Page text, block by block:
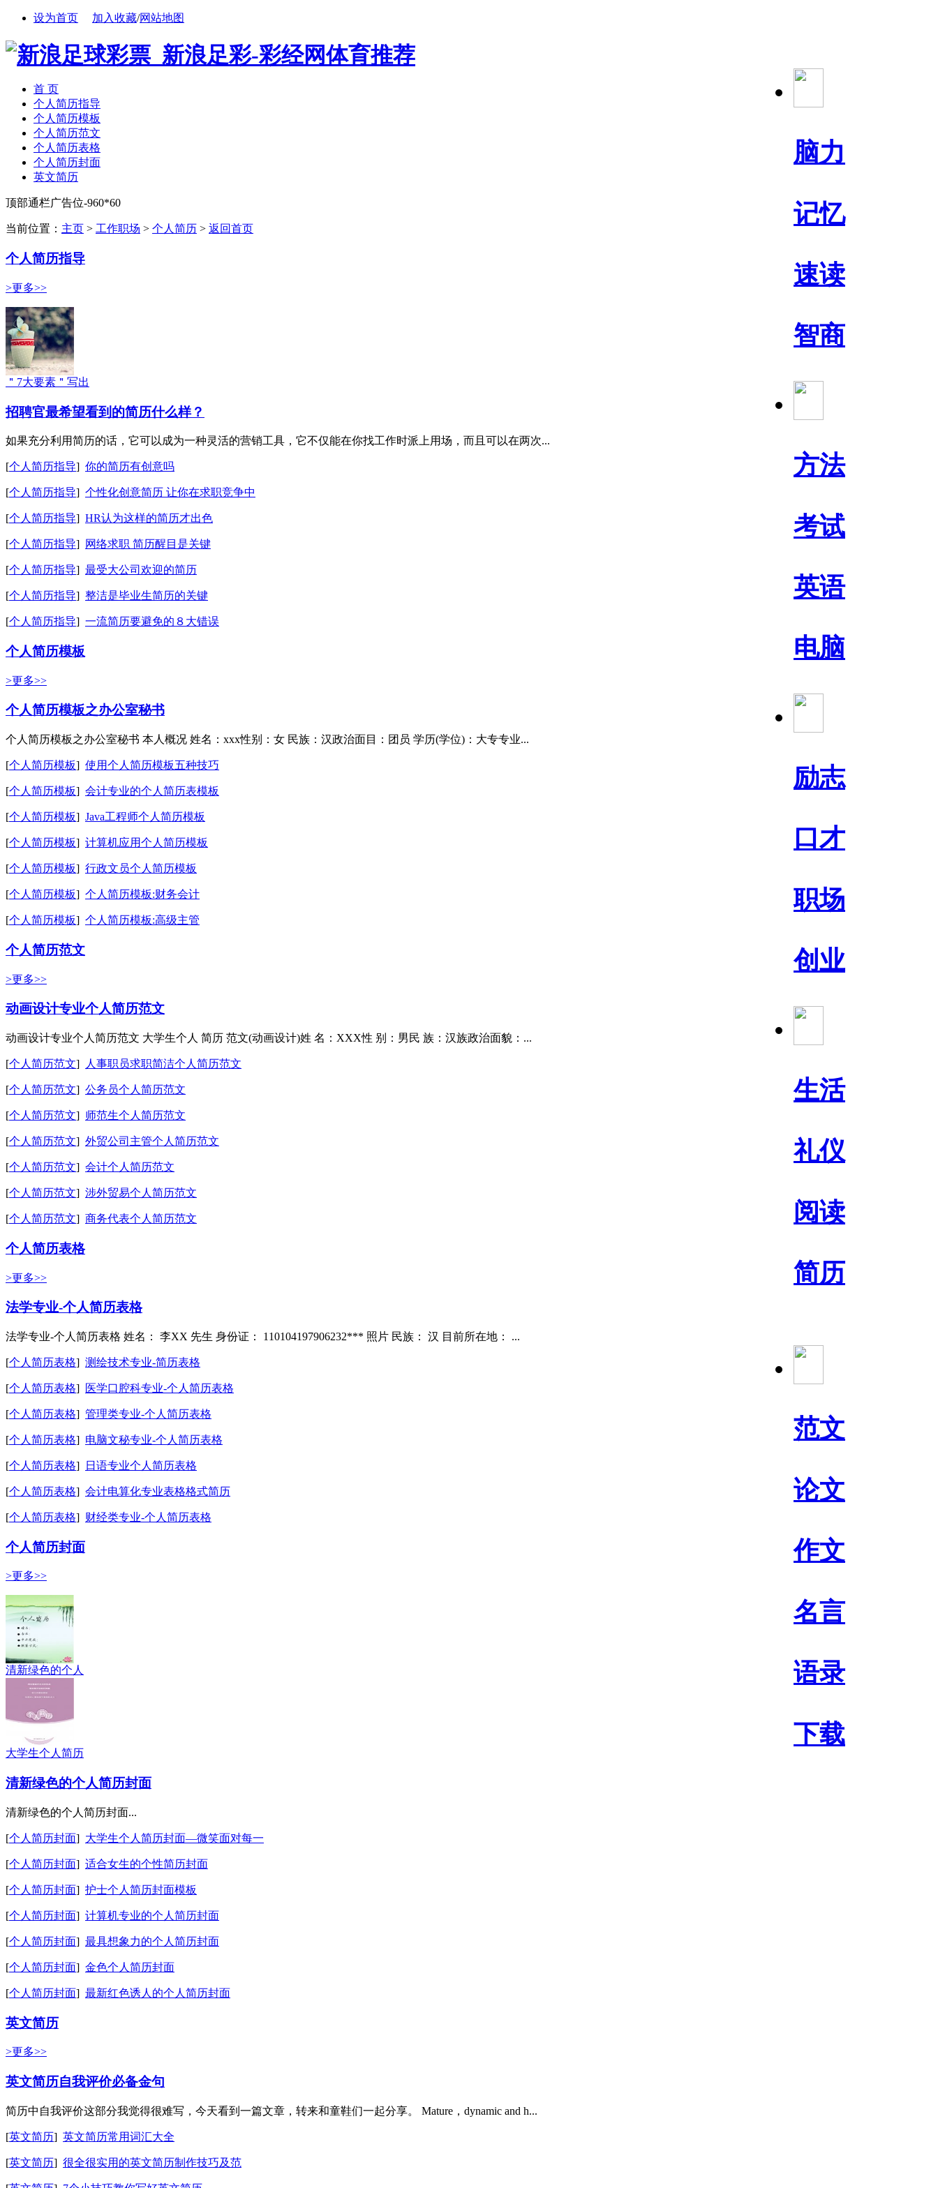
设为首页 加入收藏/网站地图
脑力
记忆
速读
智商
方法
考试
英语
电脑
励志
口才
职场
创业
生活
礼仪
阅读
简历
范文
论文
作文
名言
语录
下载
首 页
个人简历指导
个人简历模板
个人简历范文
个人简历表格
个人简历封面
英文简历
顶部通栏广告位-960*60
当前位置： 主页 > 工作职场 > 个人简历 > 返回首页
个人简历指导
>更多>>
＂7大要素＂写出
招聘官最希望看到的简历什么样？
如果充分利用简历的话，它可以成为一种灵活的营销工具，它不仅能在你找工作时派上用场，而且可以在两次...
[个人简历指导] 你的简历有创意吗
[个人简历指导] 个性化创意简历 让你在求职竞争中
[个人简历指导] HR认为这样的简历才出色
[个人简历指导] 网络求职 简历醒目是关键
[个人简历指导] 最受大公司欢迎的简历
[个人简历指导] 整洁是毕业生简历的关键
[个人简历指导] 一流简历要避免的８大错误
个人简历模板
>更多>>
个人简历模板之办公室秘书
个人简历模板之办公室秘书 本人概况 姓名：xxx性别：女 民族：汉政治面目：团员 学历(学位)：大专专业...
[个人简历模板] 使用个人简历模板五种技巧
[个人简历模板] 会计专业的个人简历表模板
[个人简历模板] Java工程师个人简历模板
[个人简历模板] 计算机应用个人简历模板
[个人简历模板] 行政文员个人简历模板
[个人简历模板] 个人简历模板:财务会计
[个人简历模板] 个人简历模板:高级主管
个人简历范文
>更多>>
动画设计专业个人简历范文
动画设计专业个人简历范文 大学生个人 简历 范文(动画设计)姓 名：XXX性 别：男民 族：汉族政治面貌：...
[个人简历范文] 人事职员求职简洁个人简历范文
[个人简历范文] 公务员个人简历范文
[个人简历范文] 师范生个人简历范文
[个人简历范文] 外贸公司主管个人简历范文
[个人简历范文] 会计个人简历范文
[个人简历范文] 涉外贸易个人简历范文
[个人简历范文] 商务代表个人简历范文
个人简历表格
>更多>>
法学专业-个人简历表格
法学专业-个人简历表格 姓名： 李XX 先生 身份证： 110104197906232*** 照片 民族： 汉 目前所在地： ...
[个人简历表格] 测绘技术专业-简历表格
[个人简历表格] 医学口腔科专业-个人简历表格
[个人简历表格] 管理类专业-个人简历表格
[个人简历表格] 电脑文秘专业-个人简历表格
[个人简历表格] 日语专业个人简历表格
[个人简历表格] 会计电算化专业表格格式简历
[个人简历表格] 财经类专业-个人简历表格
个人简历封面
>更多>>
清新绿色的个人
大学生个人简历
清新绿色的个人简历封面
清新绿色的个人简历封面...
[个人简历封面] 大学生个人简历封面—微笑面对每一
[个人简历封面] 适合女生的个性简历封面
[个人简历封面] 护士个人简历封面模板
[个人简历封面] 计算机专业的个人简历封面
[个人简历封面] 最具想象力的个人简历封面
[个人简历封面] 金色个人简历封面
[个人简历封面] 最新红色诱人的个人简历封面
英文简历
>更多>>
英文简历自我评价必备金句
简历中自我评价这部分我觉得很难写，今天看到一篇文章，转来和童鞋们一起分享。 Mature，dynamic and h...
[英文简历] 英文简历常用词汇大全
[英文简历] 很全很实用的英文简历制作技巧及范